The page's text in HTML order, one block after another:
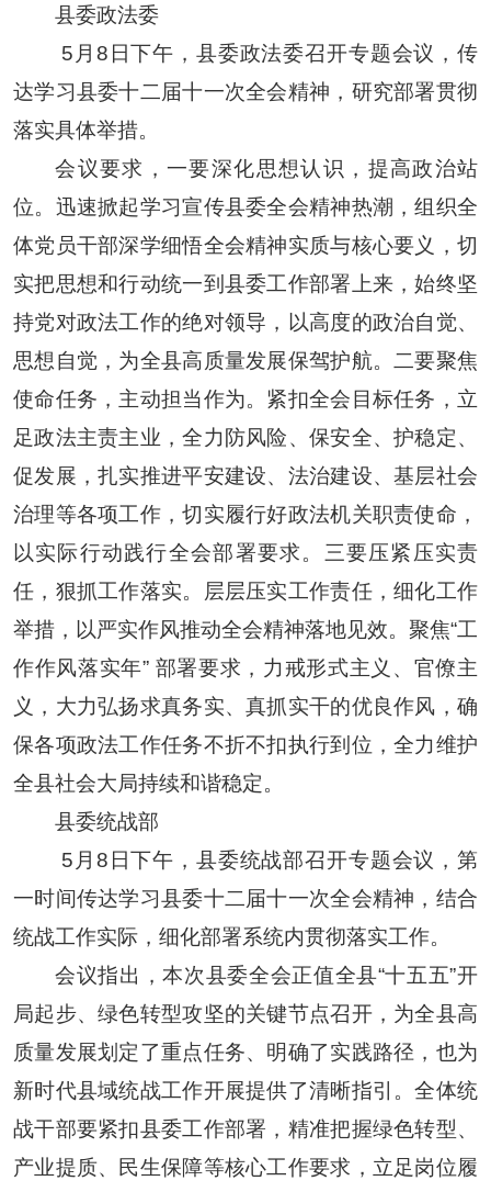
县委政法委
5月8日下午，县委政法委召开专题会议，传
达学习县委十二届十一次全会精神，研究部署贯彻
落实具体举措。
会议要求，一要深化思想认识，提高政治站
位。迅速掀起学习宣传县委全会精神热潮，组织全
体党员干部深学细悟全会精神实质与核心要义，切
实把思想和行动统一到县委工作部署上来，始终坚
持党对政法工作的绝对领导，以高度的政治自觉、
思想自觉，为全县高质量发展保驾护航。二要聚焦
使命任务，主动担当作为。紧扣全会目标任务，立
足政法主责主业，全力防风险、保安全、护稳定、
促发展，扎实推进平安建设、法治建设、基层社会
治理等各项工作，切实履行好政法机关职责使命，
以实际行动践行全会部署要求。三要压紧压实责
任，狠抓工作落实。层层压实工作责任，细化工作
举措，以严实作风推动全会精神落地见效。聚焦“工
作作风落实年” 部署要求，力戒形式主义、官僚主
义，大力弘扬求真务实、真抓实干的优良作风，确
保各项政法工作任务不折不扣执行到位，全力维护
全县社会大局持续和谐稳定。
县委统战部
5月8日下午，县委统战部召开专题会议，第
一时间传达学习县委十二届十一次全会精神，结合
统战工作实际，细化部署系统内贯彻落实工作。
会议指出，本次县委全会正值全县“十五五”开
局起步、绿色转型攻坚的关键节点召开，为全县高
质量发展划定了重点任务、明确了实践路径，也为
新时代县域统战工作开展提供了清晰指引。全体统
战干部要紧扣县委工作部署，精准把握绿色转型、
产业提质、民生保障等核心工作要求，立足岗位履